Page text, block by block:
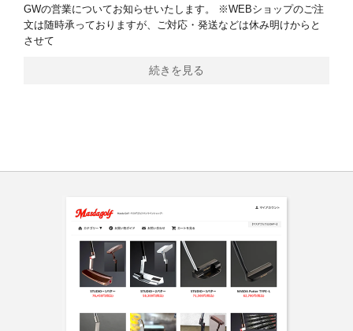
GWの営業についてお知らせいたします。 ※WEBショップのご注
文は随時承っておりますが、ご対応・発送などは休み明けからと
させて
続きを見る